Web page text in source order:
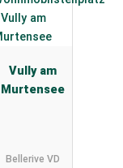
Vully am
Murtensee
Bellerive VD